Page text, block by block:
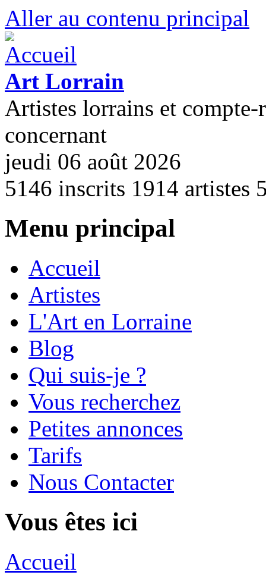
Aller au contenu principal
Art Lorrain
Artistes lorrains et compte-
concernant
jeudi 06 août 2026
5146 inscrits 1914 artistes
Menu principal
Accueil
Artistes
L'Art en Lorraine
Blog
Qui suis-je ?
Vous recherchez
Petites annonces
Tarifs
Nous Contacter
Vous êtes ici
Accueil